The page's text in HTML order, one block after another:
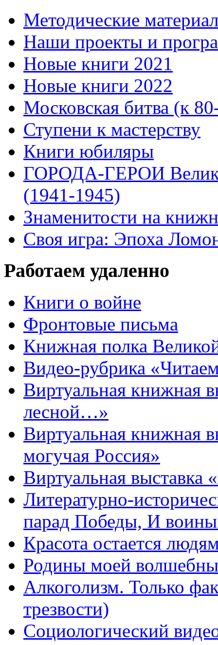
Методические
Наши проекты и
Новые книги 2021
Новые книги 2022
Московская битва (к
Ступени к мастерству
Книги юбиляры
ГОРОДА-ГЕРОИ
(1941-1945)
Знаменитости на
Своя игра: Эпоха
Работаем удаленно
Книги о войне
Фронтовые письма
Книжная полка
Видео-рубрика
Виртуальная книжная
лесной…»
Виртуальная книжная
могучая Россия»
Виртуальная
Литературно-
парад Победы, И
Красота остается
Родины моей
Алкоголизм. Только
трезвости)
Социологический